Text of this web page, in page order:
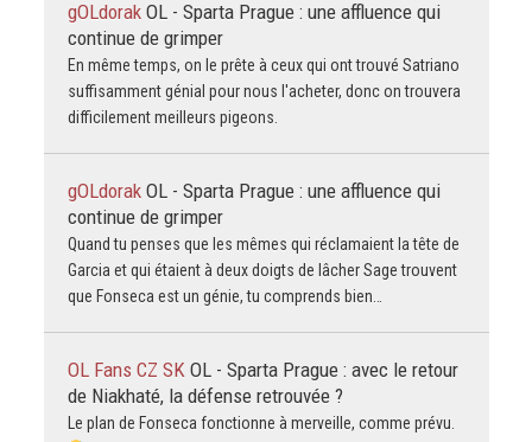
gOLdorak OL - Sparta Prague : une affluence qui
continue de grimper
En même temps, on le prête à ceux qui ont trouvé Satriano
suffisamment génial pour nous l'acheter, donc on trouvera
difficilement meilleurs pigeons.
gOLdorak OL - Sparta Prague : une affluence qui
continue de grimper
Quand tu penses que les mêmes qui réclamaient la tête de
Garcia et qui étaient à deux doigts de lâcher Sage trouvent
que Fonseca est un génie, tu comprends bien…
OL Fans CZ SK OL - Sparta Prague : avec le retour
de Niakhaté, la défense retrouvée ?
Le plan de Fonseca fonctionne à merveille, comme prévu.